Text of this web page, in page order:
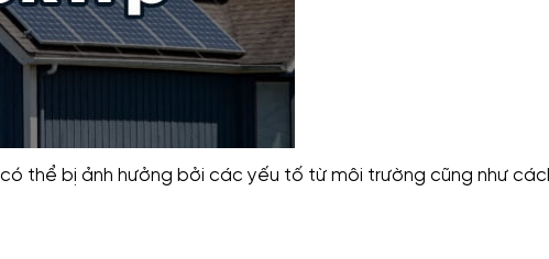
thể bị ảnh hưởng bởi các yếu tố từ môi trường cũng như